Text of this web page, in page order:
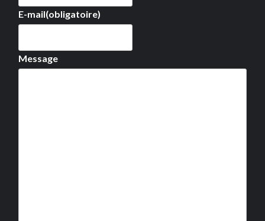
E-mail(obligatoire)
Message